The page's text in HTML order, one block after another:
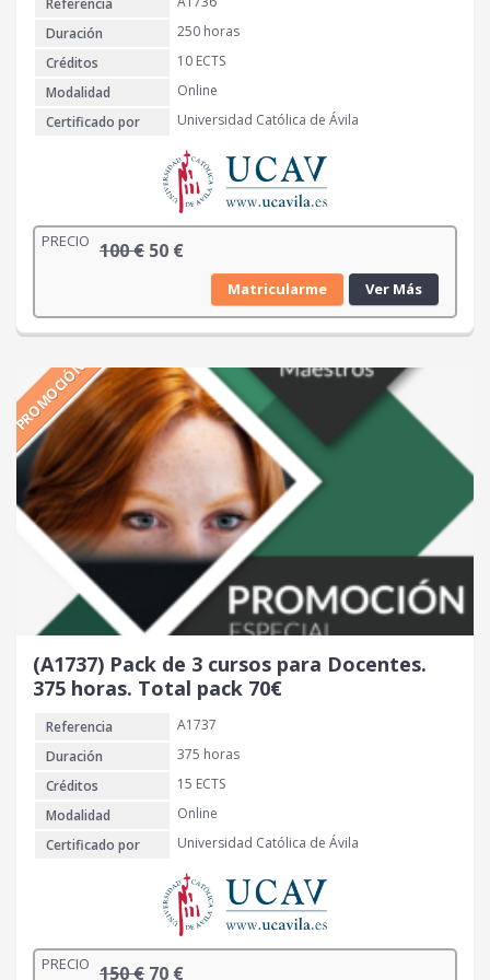
€
.
Referencia
Duración
250 horas
Créditos
10 ECTS
Modalidad
Online
Certificado por
Universidad Católica de Ávila
PRECIO 100€ E
r
c
i
o
o
r
i
g
i
n
e
r
a
50 €E
r
c
i
o
c
a
l
e
s
:
5
0
€
.
Matricularme Ver Más
PROMOCIÓN
(A1737) Pack de 3 cursos para Docentes.
375 horas. Total pack 70€
Referencia
A1737
Duración
375 horas
Créditos
15 ECTS
Modalidad
Online
Certificado por
Universidad Católica de Ávila
PRECIO 150€ E
70 €E